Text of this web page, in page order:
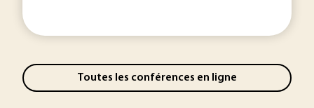
Toutes les conférences en ligne